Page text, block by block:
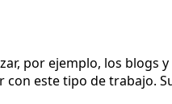
por ejemplo, los
este tipo de